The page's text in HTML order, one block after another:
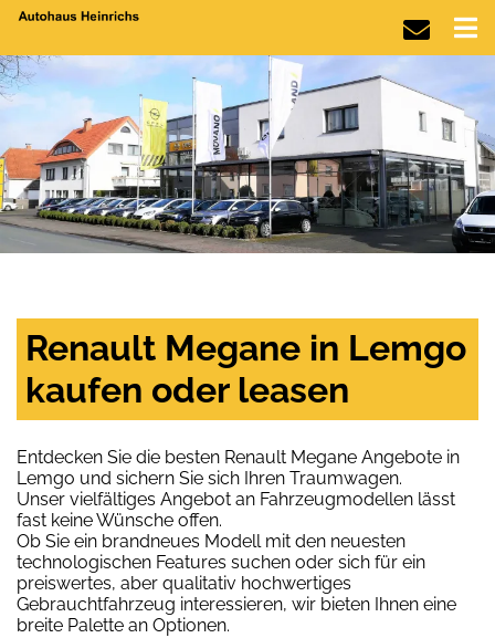
Renault Megane in Lemgo
kaufen oder leasen
Entdecken Sie die besten Renault Megane Angebote in
Lemgo und sichern Sie sich Ihren Traumwagen.
Unser vielfältiges Angebot an Fahrzeugmodellen lässt
fast keine Wünsche offen.
Ob Sie ein brandneues Modell mit den neuesten
technologischen Features suchen oder sich für ein
preiswertes, aber qualitativ hochwertiges
Gebrauchtfahrzeug interessieren, wir bieten Ihnen eine
breite Palette an Optionen.